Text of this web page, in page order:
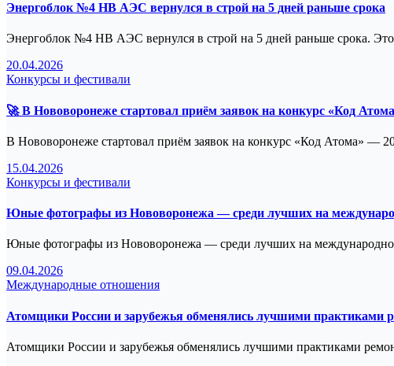
Энергоблок №4 НВ АЭС вернулся в строй на 5 дней раньше срока
Энергоблок №4 НВ АЭС вернулся в строй на 5 дней раньше срока.
20.04.2026
Конкурсы и фестивали
🚀 В Нововоронеже стартовал приём заявок на конкурс «Код
В Нововоронеже стартовал приём заявок на конкурс «Код Атома» —
15.04.2026
Конкурсы и фестивали
Юные фотографы из Нововоронежа — среди лучших на
Юные фотографы из Нововоронежа — среди лучших на
09.04.2026
Международные отношения
Атомщики России и зарубежья обменялись лучшими практиками
Атомщики России и зарубежья обменялись лучшими практиками